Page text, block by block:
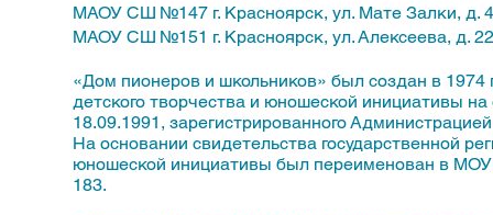
МАОУ СШ №147 г. Красноярск, ул. Мате Залки, д.
МАОУ СШ №151 г. Красноярск, ул. Алексеева, д.
«Дом пионеров и школьников» был создан в
детского творчества и юношеской инициативы
18.09.1991, зарегистрированного
На основании свидетельства государственной
юношеской инициативы был переименован в
183.